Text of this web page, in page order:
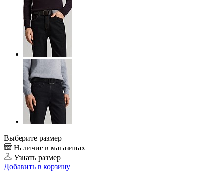
Выберите размер
Наличие в магазинах
Узнать размер
Добавить в корзину